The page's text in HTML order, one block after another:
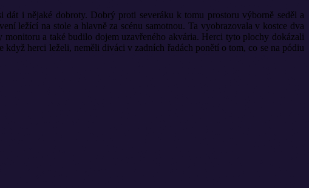
i nějaké dobroty. Dobrý proti severáku k tomu prostoru výborně seděl a
ležící na stole a hlavně za scénu samotnou. Ta vyobrazovala v kostce dva
a také budilo dojem uzavřeného akvária. Herci tyto plochy dokázali
herci leželi, neměli diváci v zadních řadách ponětí o tom, co se na pódiu